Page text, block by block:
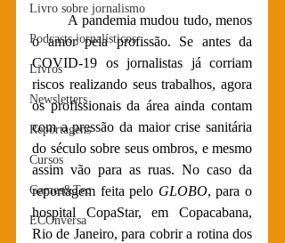
Livro sobre jornalismo
Podcasts jornalísticos
Livros
Newsletters
Reportagens
Cursos
Games&Tec
ECOnversa
A pandemia mudou tudo, menos
o amor pela profissão. Se antes da
COVID-19 os jornalistas já corriam
riscos realizando seus trabalhos, agora
os profissionais da área ainda contam
com a pressão da maior crise sanitária
do século sobre seus ombros, e mesmo
assim vão para as ruas. No caso da
reportagem feita pelo GLOBO, para o
hospital CopaStar, em Copacabana,
Rio de Janeiro, para cobrir a rotina dos